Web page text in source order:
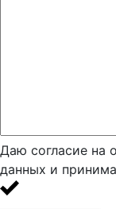
Даю согласие на
данных и